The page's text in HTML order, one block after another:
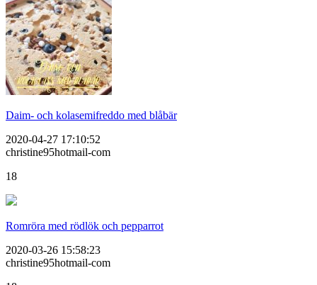
Daim- och kolasemifreddo med blåbär
2020-04-27 17:10:52
christine95hotmail-com
18
Romröra med rödlök och pepparrot
2020-03-26 15:58:23
christine95hotmail-com